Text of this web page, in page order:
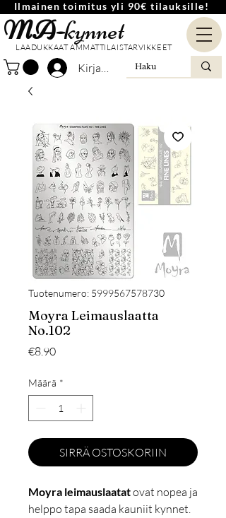
Ilmainen toimitus yli 90€ tilauksille!
MA-kynnet
LAADUKKAAT AMMATTILAISTARVIKKEET
Kirjaudu
Tuotenumero: 5999567578730
Moyra Leimauslaatta
No.102
€8.90Hinta
Määrä *
SIRRÄ OSTOSKORIIN
Moyra leimauslaatatovat nopea ja
helppo tapa saada kauniit kynnet.